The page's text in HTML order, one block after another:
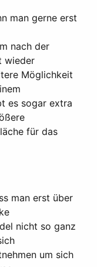
man gerne erst
nach der
wieder
Möglichkeit
es sogar extra
für das
man erst über
nicht so ganz
um sich